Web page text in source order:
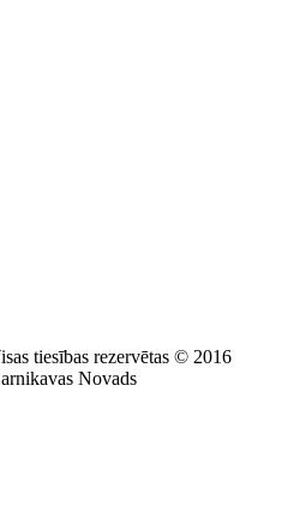
tiesības rezervētas © 2016
Novads